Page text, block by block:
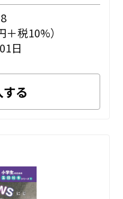
税10%）
日
る